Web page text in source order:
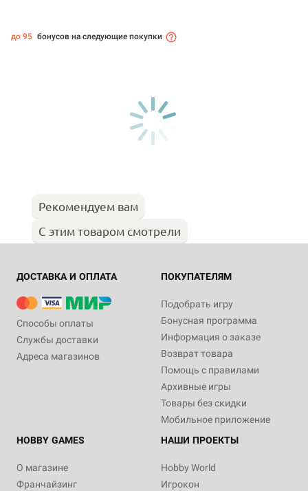
до 95 бонусов на следующие покупки
Рекомендуем вам
С этим товаром смотрели
ДОСТАВКА И ОПЛАТА
Способы оплаты
Службы доставки
Адреса магазинов
ПОКУПАТЕЛЯМ
Подобрать игру
Бонусная программа
Информация о заказе
Возврат товара
Помощь с правилами
Архивные игры
Товары без скидки
Мобильное приложение
HOBBY GAMES
О магазине
Франчайзинг
НАШИ ПРОЕКТЫ
Hobby World
Игрокон